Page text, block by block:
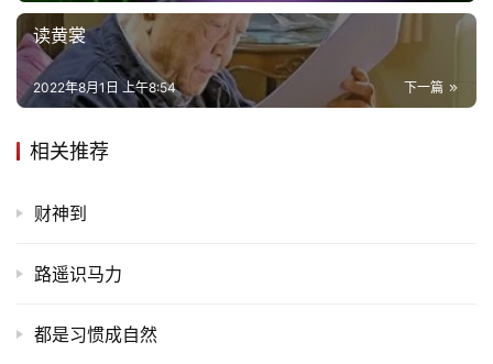
读黄裳
下一篇
2022年8月1日 上午8:54
相关推荐
财神到
路遥识马力
都是习惯成自然